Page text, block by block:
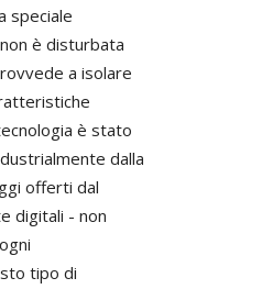
speciale
è disturbata
a isolare
è stato
dalla
offerti dal
digitali - non
tipo di